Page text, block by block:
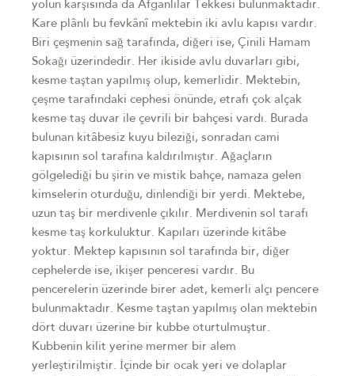
yolun karşısında da Afganlılar Tekkesi bulunmaktadır.
Kare plânlı bu fevkânî mektebin iki avlu kapısı vardır.
Biri çeşmenin sağ tarafında, diğeri ise, Çinili Hamam
Sokağı üzerindedir. Her ikiside avlu duvarları gibi,
kesme taştan yapılmış olup, kemerlidir. Mektebin,
çeşme tarafındaki cephesi önünde, etrafı çok alçak
kesme taş duvar ile çevrili bir bahçesi vardı. Burada
bulunan kitâbesiz kuyu bileziği, sonradan cami
kapısının sol tarafına kaldırılmıştır. Ağaçların
gölgelediği bu şirin ve mistik bahçe, namaza gelen
kimselerin oturduğu, dinlendiği bir yerdi. Mektebe,
uzun taş bir merdivenle çıkılır. Merdivenin sol tarafı
kesme taş korkuluktur. Kapıları üzerinde kitâbe
yoktur. Mektep kapısının sol tarafında bir, diğer
cephelerde ise, ikişer penceresi vardır. Bu
pencerelerin üzerinde birer adet, kemerli alçı pencere
bulunmaktadır. Kesme taştan yapılmış olan mektebin
dört duvarı üzerine bir kubbe oturtulmuştur.
Kubbenin kilit yerine mermer bir alem
yerleştirilmiştir. İçinde bir ocak yeri ve dolaplar